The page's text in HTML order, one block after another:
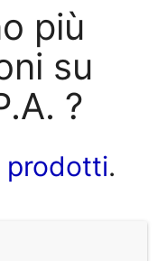
più
su
?
prodotti.